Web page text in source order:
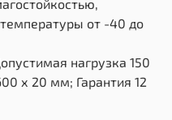
от -40 до
нагрузка 150
х 20 мм; Гарантия 12